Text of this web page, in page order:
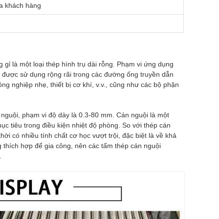
khách hàng
là một loại thép hình trụ dài rỗng. Phạm vi ứng dụng
sử dụng rộng rãi trong các đường ống truyền dẫn
nghiệp nhẹ, thiết bị cơ khí, v.v., cũng như các bộ phận
phạm vi độ dày là 0.3-80 mm. Cán nguội là một
tiêu trong điều kiện nhiệt độ phòng. So với thép cán
có nhiều tính chất cơ học vượt trội, đặc biệt là về khả
hợp để gia công, nên các tấm thép cán nguội